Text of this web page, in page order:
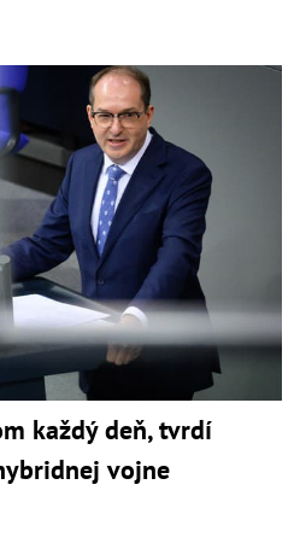
každý deň, tvrdí
vojne